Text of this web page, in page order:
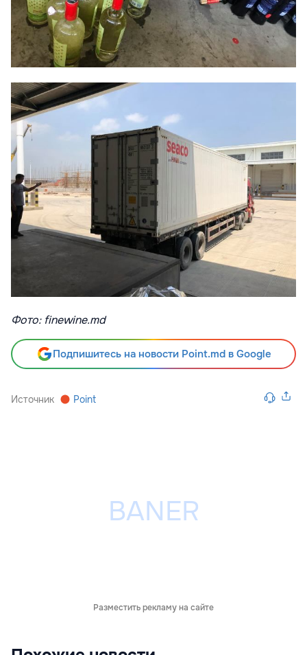
Фото: finewine.md
Подпишитесь на новости Point.md в Google
Источник Point
Разместить рекламу на сайте